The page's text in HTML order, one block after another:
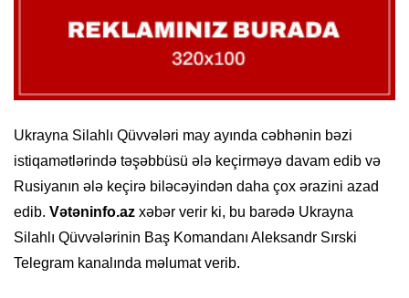
Ukrayna Silahlı Qüvvələri may ayında cəbhənin bəzi
istiqamətlərində təşəbbüsü ələ keçirməyə davam edib və
Rusiyanın ələ keçirə biləcəyindən daha çox ərazini azad
edib. Vətəninfo.az xəbər verir ki, bu barədə Ukrayna
Silahlı Qüvvələrinin Baş Komandanı Aleksandr Sırski
Telegram kanalında məlumat verib.